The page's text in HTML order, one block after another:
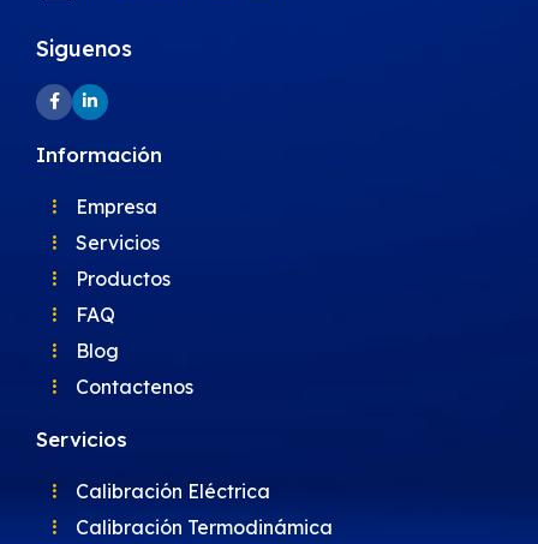
Siguenos
Información
Empresa
Servicios
Productos
FAQ
Blog
Contactenos
Servicios
Calibración Eléctrica
Calibración Termodinámica